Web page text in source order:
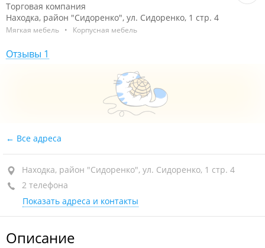
Торговая компания
Находка, район "Сидоренко", ул. Сидоренко, 1 стр. 4
Мягкая мебель • Корпусная мебель
Отзывы 1
Все адреса
Находка, район "Сидоренко", ул. Сидоренко, 1 стр. 4
2 телефона
Показать адреса и контакты
Описание